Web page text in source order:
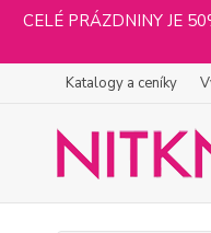
CELÉ PRÁZDNINY JE
Katalogy a ceníky